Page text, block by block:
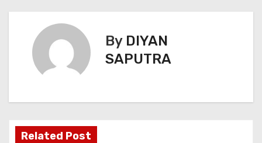
By DIYAN
SAPUTRA
Related Post